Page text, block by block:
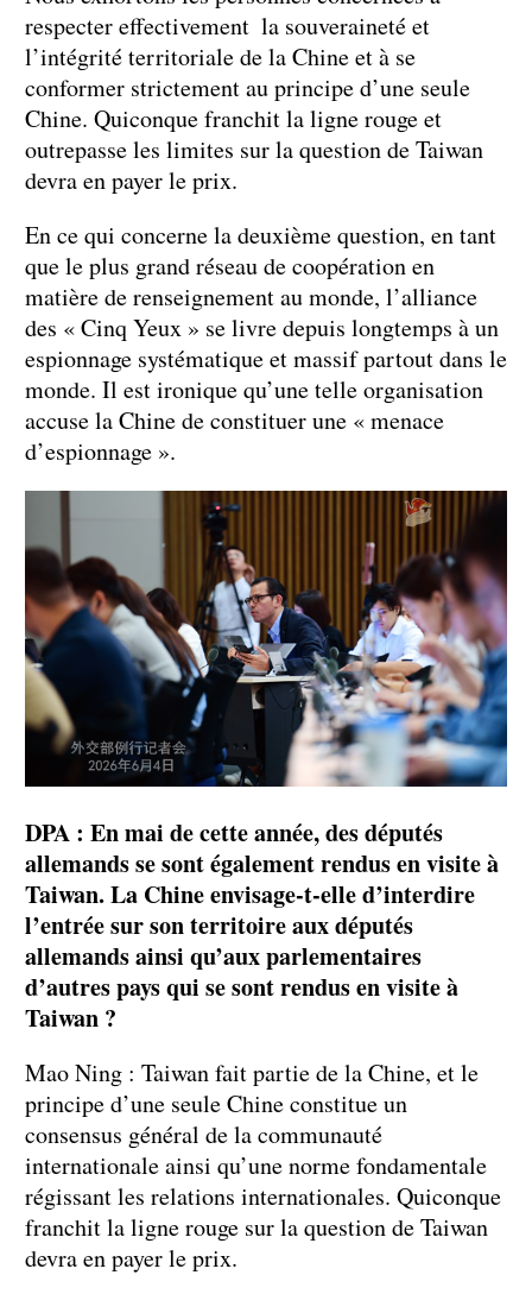
respecter effectivement la souveraineté et
l’intégrité territoriale de la Chine et à se
conformer strictement au principe d’une seule
Chine. Quiconque franchit la ligne rouge et
outrepasse les limites sur la question de Taiwan
devra en payer le prix.
En ce qui concerne la deuxième question, en tant
que le plus grand réseau de coopération en
matière de renseignement au monde, l’alliance
des « Cinq Yeux » se livre depuis longtemps à un
espionnage systématique et massif partout dans le
monde. Il est ironique qu’une telle organisation
accuse la Chine de constituer une « menace
d’espionnage ».
DPA : En mai de cette année, des députés
allemands se sont également rendus en visite à
Taiwan. La Chine envisage-t-elle d’interdire
l’entrée sur son territoire aux députés
allemands ainsi qu’aux parlementaires
d’autres pays qui se sont rendus en visite à
Taiwan ?
Mao Ning : Taiwan fait partie de la Chine, et le
principe d’une seule Chine constitue un
consensus général de la communauté
internationale ainsi qu’une norme fondamentale
régissant les relations internationales. Quiconque
franchit la ligne rouge sur la question de Taiwan
devra en payer le prix.